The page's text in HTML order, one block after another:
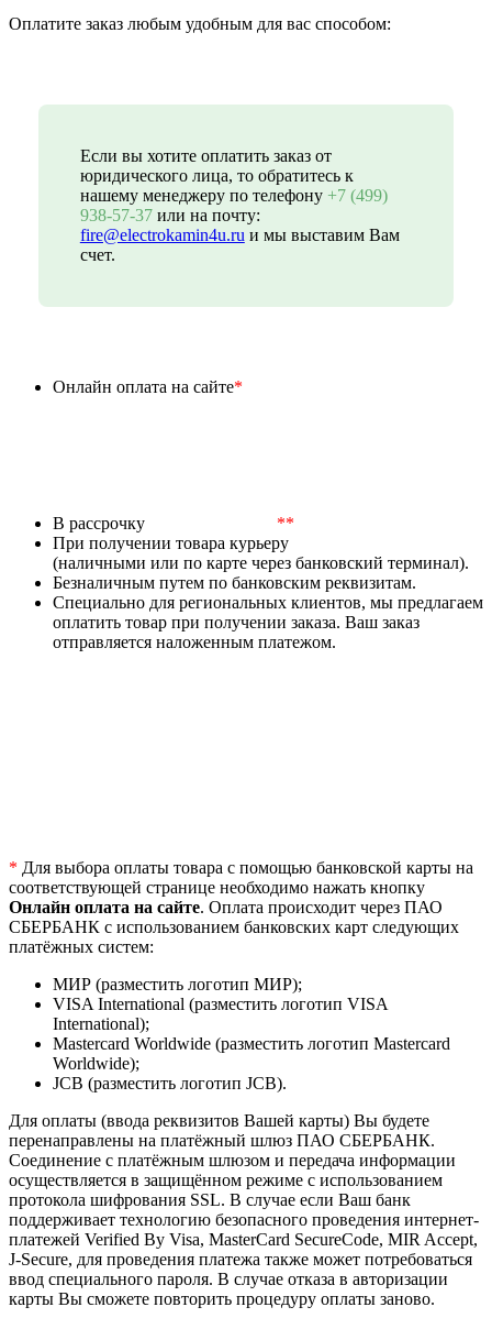
Оплатите заказ любым удобным для вас способом:
Если вы хотите оплатить заказ от
юридического лица, то обратитесь к
нашему менеджеру по телефону +7 (499)
938-57-37или на почту:
fire@electrokamin4u.ru и мы выставим Вам
счет.
Онлайн оплата на сайте*
В рассрочку
**
При получении товара курьеру
(наличными или по карте через банковский терминал).
Безналичным путем по банковским реквизитам.
Специально для региональных клиентов, мы предлагаем
оплатить товар при получении заказа. Ваш заказ
отправляется наложенным платежом.
* Для выбора оплаты товара с помощью банковской карты на
соответствующей странице необходимо нажать кнопку
Онлайн оплата на сайте. Оплата происходит через ПАО
СБЕРБАНК с использованием банковских карт следующих
платёжных систем:
МИР (разместить логотип МИР);
VISA International (разместить логотип VISA
International);
Mastercard Worldwide (разместить логотип Mastercard
Worldwide);
JCB (разместить логотип JCB).
Для оплаты (ввода реквизитов Вашей карты) Вы будете
перенаправлены на платёжный шлюз ПАО СБЕРБАНК.
Соединение с платёжным шлюзом и передача информации
осуществляется в защищённом режиме с использованием
протокола шифрования SSL. В случае если Ваш банк
поддерживает технологию безопасного проведения интернет-
платежей Verified By Visa, MasterCard SecureCode, MIR Accept,
J-Secure, для проведения платежа также может потребоваться
ввод специального пароля. В случае отказа в авторизации
карты Вы сможете повторить процедуру оплаты заново.